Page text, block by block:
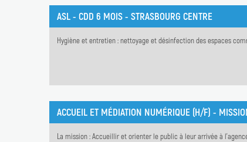
ASL - CDD 6 MOIS - STRASBOURG CENTRE
Hygiène et entretien : nettoyage et désinfection des espaces
La mission : Accueillir et orienter le public à leur arrivée à